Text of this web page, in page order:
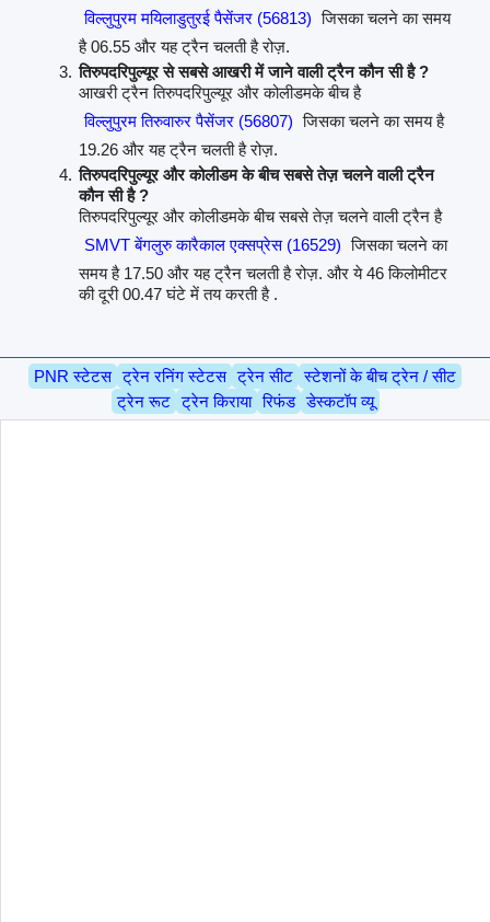
विल्लुपुरम मयिलाडुतुरई पैसेंजर (56813) जिसका चलने का समय
है 06.55 और यह ट्रैन चलती है रोज़.
तिरुपदरिपुल्यूर से सबसे आखरी में जाने वाली ट्रैन कौन सी है ?
आखरी ट्रैन तिरुपदरिपुल्यूर और कोलीडमके बीच है
विल्लुपुरम तिरुवारुर पैसेंजर (56807) जिसका चलने का समय है
19.26 और यह ट्रैन चलती है रोज़.
तिरुपदरिपुल्यूर और कोलीडम के बीच सबसे तेज़ चलने वाली ट्रैन
कौन सी है ?
तिरुपदरिपुल्यूर और कोलीडमके बीच सबसे तेज़ चलने वाली ट्रैन है
SMVT बेंगलुरु कारैकाल एक्सप्रेस (16529) जिसका चलने का
समय है 17.50 और यह ट्रैन चलती है रोज़. और ये 46 किलोमीटर
की दूरी 00.47 घंटे में तय करती है .
PNR स्टेटस ट्रेन रनिंग स्टेटस ट्रेन सीट स्टेशनों के बीच ट्रेन / सीट
ट्रेन रूट ट्रेन किराया रिफंड डेस्कटॉप व्यू